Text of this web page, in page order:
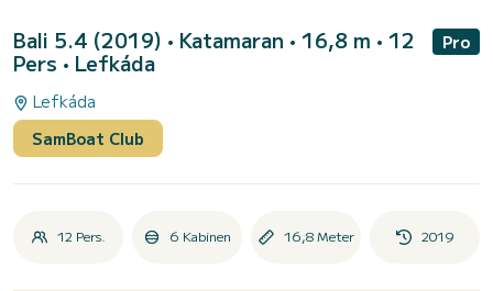
Bali 5.4 (2019) • Katamaran • 16,8 m • 12
Pers • Lefkáda
Pro
Lefkáda
SamBoat Club
12 Pers. 6 Kabinen 16,8 Meter 2019